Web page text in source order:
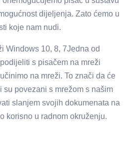
dijeljenja. Zato ćemo u
koje nam nudi.
Windows 10, 8, 7Jedna od
s pisačem na mreži
na mreži. To znači da će
su povezani s mrežom s našim
​​slanjem svojih dokumenata na
korisno u radnom okruženju.